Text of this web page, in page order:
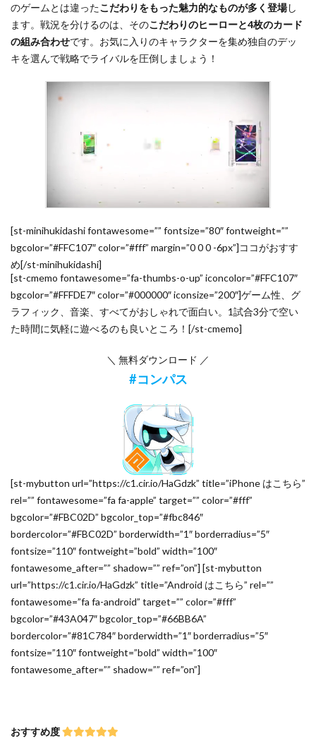
のゲームとは違ったこだわりをもった魅力的なものが多く登場し
ます。戦況を分けるのは、そのこだわりのヒーローと4枚のカード
の組み合わせです。お気に入りのキャラクターを集め独自のデッ
キを選んで戦略でライバルを圧倒しましょう！
[st-minihukidashi fontawesome=”” fontsize=”80″ fontweight=””
bgcolor=”#FFC107″ color=”#fff” margin=”0 0 0 -6px”]ココがおすす
め[/st-minihukidashi]
[st-cmemo fontawesome=”fa-thumbs-o-up” iconcolor=”#FFC107″
bgcolor=”#FFFDE7″ color=”#000000″ iconsize=”200″]ゲーム性、グ
ラフィック、音楽、すべてがおしゃれで面白い。1試合3分で空い
た時間に気軽に遊べるのも良いところ！[/st-cmemo]
＼ 無料ダウンロード ／
#コンパス
[st-mybutton url=”https://c1.cir.io/HaGdzk” title=”iPhone はこちら”
rel=”” fontawesome=”fa fa-apple” target=”” color=”#fff”
bgcolor=”#FBC02D” bgcolor_top=”#fbc846″
bordercolor=”#FBC02D” borderwidth=”1″ borderradius=”5″
fontsize=”110″ fontweight=”bold” width=”100″
fontawesome_after=”” shadow=”” ref=”on”] [st-mybutton
url=”https://c1.cir.io/HaGdzk” title=”Android はこちら” rel=””
fontawesome=”fa fa-android” target=”” color=”#fff”
bgcolor=”#43A047″ bgcolor_top=”#66BB6A”
bordercolor=”#81C784″ borderwidth=”1″ borderradius=”5″
fontsize=”110″ fontweight=”bold” width=”100″
fontawesome_after=”” shadow=”” ref=”on”]
おすすめ度